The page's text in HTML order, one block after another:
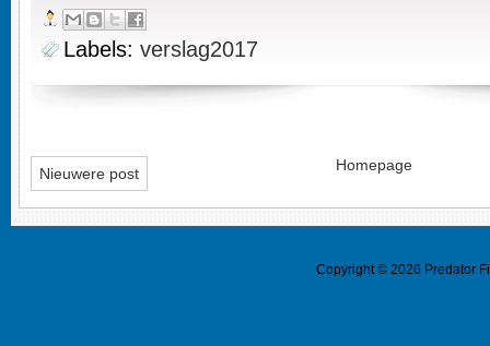
Labels: verslag2017
Nieuwere post Homepage
Copyright © 2026 Predator